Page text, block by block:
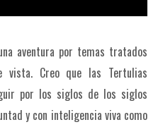
aventura por temas tratados
vista. Creo que las Tertulias
por los siglos de los siglos
y con inteligencia viva como